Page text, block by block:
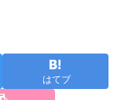
はてブ